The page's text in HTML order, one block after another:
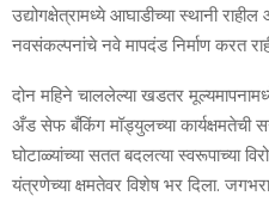
उद्योगक्षेत्रामध्ये आघाडीच्या स्थानी
नवसंकल्पनांचे नवे मापदंड निर्माण करत
दोन महिने चाललेल्या खडतर
अँड सेफ बँकिंग मॉड्युलच्या कार्यक्षमतेची
घोटाळ्यांच्या सतत बदलत्या स्वरूपाच्या
यंत्रणेच्या क्षमतेवर विशेष भर दिला.